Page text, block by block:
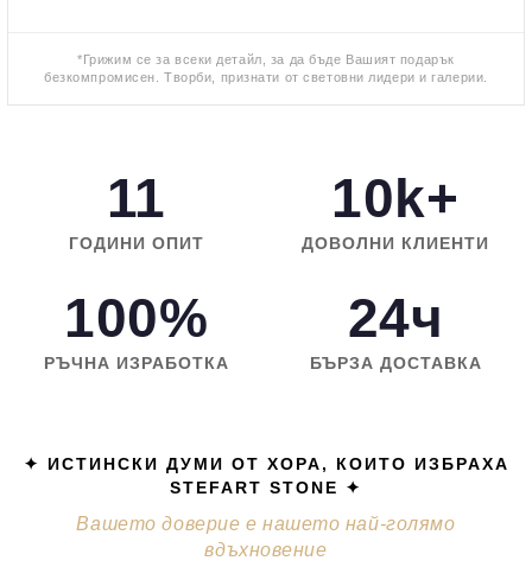
*Грижим се за всеки детайл, за да бъде Вашият подарък
безкомпромисен. Творби, признати от световни лидери и галерии.
11
ГОДИНИ ОПИТ
10k+
ДОВОЛНИ КЛИЕНТИ
100%
РЪЧНА ИЗРАБОТКА
24ч
БЪРЗА ДОСТАВКА
✦ ИСТИНСКИ ДУМИ ОТ ХОРА, КОИТО ИЗБРАХА
STEFART STONE ✦
Вашето доверие е нашето най-голямо
вдъхновение